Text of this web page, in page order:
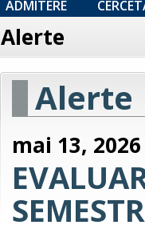
ADMITERE
Alerte
Alerte
mai 13, 2026